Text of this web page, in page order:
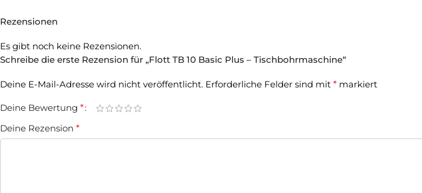
Rezensionen
Es gibt noch keine Rezensionen.
Schreibe die erste Rezension für „Flott TB 10 Basic Plus – Tischbohrmaschine“
Deine E-Mail-Adresse wird nicht veröffentlicht. Erforderliche Felder sind mit * markiert
Deine Bewertung *
Deine Rezension *